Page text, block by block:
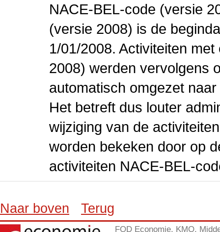
NACE-BEL-code (versie
(versie 2008) is de
1/01/2008. Activiteiten
2008) werden vervolgens
automatisch omgezet
Het betreft dus louter
wijziging van de
worden bekeken door op
activiteiten NACE-BEL-
Naar boven Terug
FOD Economie, KMO,